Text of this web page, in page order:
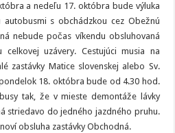
a nedeľu 17. októbra bude výluka
s obchádzkou cez Obežnú
nebude počas víkendu obsluhovaná
uzávery. Cestujúci musia na
zastávky Matice slovenskej alebo Sv.
18. októbra bude od 4.30 hod.
tak, že v mieste demontáže lávky
striedavo do jedného jazdného pruhu.
obsluha zastávky Obchodná.